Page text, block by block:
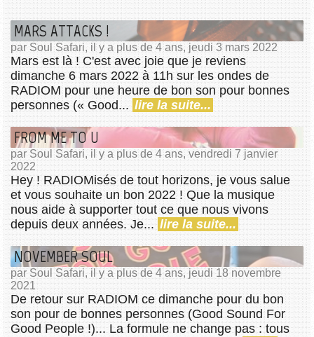
MARS ATTACKS !
par Soul Safari, il y a plus de 4 ans, jeudi 3 mars 2022
Mars est là ! C'est avec joie que je reviens
dimanche 6 mars 2022 à 11h sur les ondes de
RADIOM pour une heure de bon son pour bonnes
personnes (« Good... lire la suite...
FROM ME TO U
par Soul Safari, il y a plus de 4 ans, vendredi 7 janvier
2022
Hey ! RADIOMisés de tout horizons, je vous salue
et vous souhaite un bon 2022 ! Que la musique
nous aide à supporter tout ce que nous vivons
depuis deux années. Je... lire la suite...
NOVEMBER SOUL
par Soul Safari, il y a plus de 4 ans, jeudi 18 novembre
2021
De retour sur RADIOM ce dimanche pour du bon
son pour de bonnes personnes (Good Sound For
Good People !)... La formule ne change pas : tous